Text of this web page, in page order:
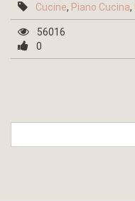
Cucine, Piano Cucina,
56016
0